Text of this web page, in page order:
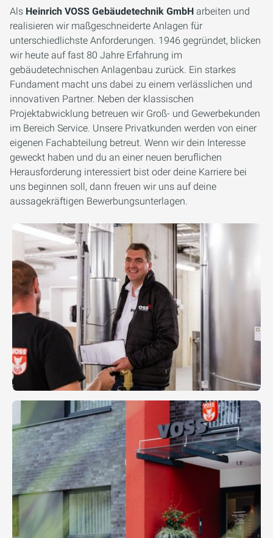
Als Heinrich VOSS Gebäudetechnik GmbH arbeiten und
realisieren wir maßgeschneiderte Anlagen für
unterschiedlichste Anforderungen. 1946 gegründet, blicken
wir heute auf fast 80 Jahre Erfahrung im
gebäudetechnischen Anlagenbau zurück. Ein starkes
Fundament macht uns dabei zu einem verlässlichen und
innovativen Partner. Neben der klassischen
Projektabwicklung betreuen wir Groß- und Gewerbekunden
im Bereich Service. Unsere Privatkunden werden von einer
eigenen Fachabteilung betreut. Wenn wir dein Interesse
geweckt haben und du an einer neuen beruflichen
Herausforderung interessiert bist oder deine Karriere bei
uns beginnen soll, dann freuen wir uns auf deine
aussagekräftigen Bewerbungsunterlagen.